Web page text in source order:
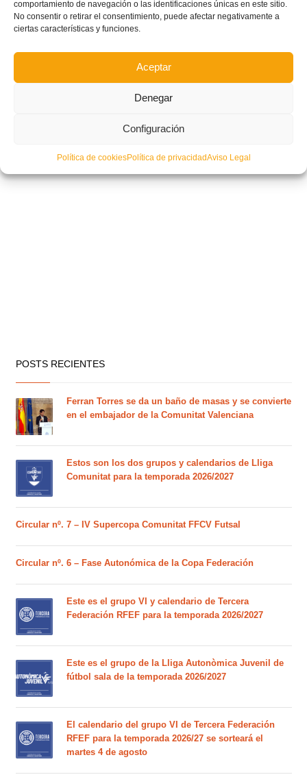
comportamiento de navegación o las identificaciones únicas en este sitio.
No consentir o retirar el consentimiento, puede afectar negativamente a
ciertas características y funciones.
Aceptar
Denegar
Configuración
Política de cookiesPolítica de privacidadAviso Legal
POSTS RECIENTES
Ferran Torres se da un baño de masas y se convierte
en el embajador de la Comunitat Valenciana
Estos son los dos grupos y calendarios de Lliga
Comunitat para la temporada 2026/2027
Circular nº. 7 – IV Supercopa Comunitat FFCV Futsal
Circular nº. 6 – Fase Autonómica de la Copa Federación
Este es el grupo VI y calendario de Tercera
Federación RFEF para la temporada 2026/2027
Este es el grupo de la Lliga Autonòmica Juvenil de
fútbol sala de la temporada 2026/2027
El calendario del grupo VI de Tercera Federación
RFEF para la temporada 2026/27 se sorteará el
martes 4 de agosto